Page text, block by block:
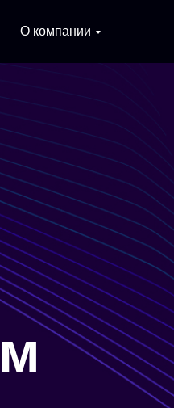
О компании